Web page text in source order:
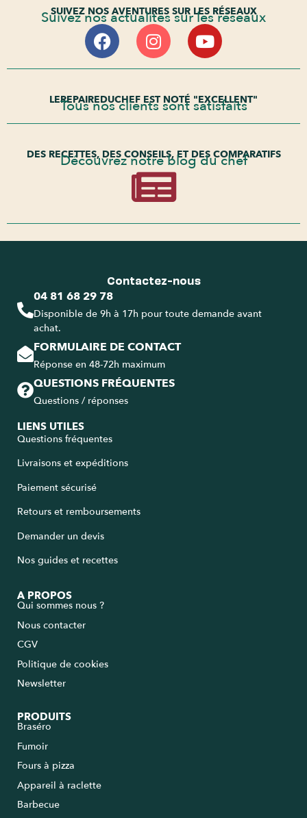
SUIVEZ NOS AVENTURES SUR LES RÉSEAUX
Suivez nos actualités sur les réseaux
LEREPAIREDUCHEF EST NOTÉ "EXCELLENT"
Tous nos clients sont satisfaits
DES RECETTES, DES CONSEILS, ET DES COMPARATIFS
Découvrez notre blog du chef
Contactez-nous
04 81 68 29 78
Disponible de 9h à 17h pour toute demande avant
achat.
FORMULAIRE DE CONTACT
Réponse en 48-72h maximum
QUESTIONS FRÉQUENTES
Questions / réponses
LIENS UTILES
Questions fréquentes
Livraisons et expéditions
Paiement sécurisé
Retours et remboursements
Demander un devis
Nos guides et recettes
A PROPOS
Qui sommes nous ?
Nous contacter
CGV
Politique de cookies
Newsletter
PRODUITS
Braséro
Fumoir
Fours à pizza
Appareil à raclette
Barbecue